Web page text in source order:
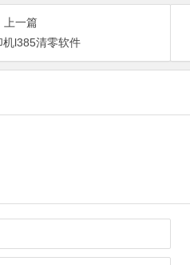
上一篇
机l385清零软件